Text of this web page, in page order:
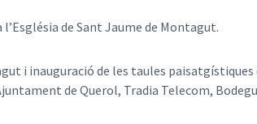
l’Església de Sant Jaume de Montagut.
i inauguració de les taules
de Querol, Tradia Telecom,